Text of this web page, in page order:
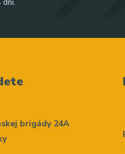
dní.
brigády 24A